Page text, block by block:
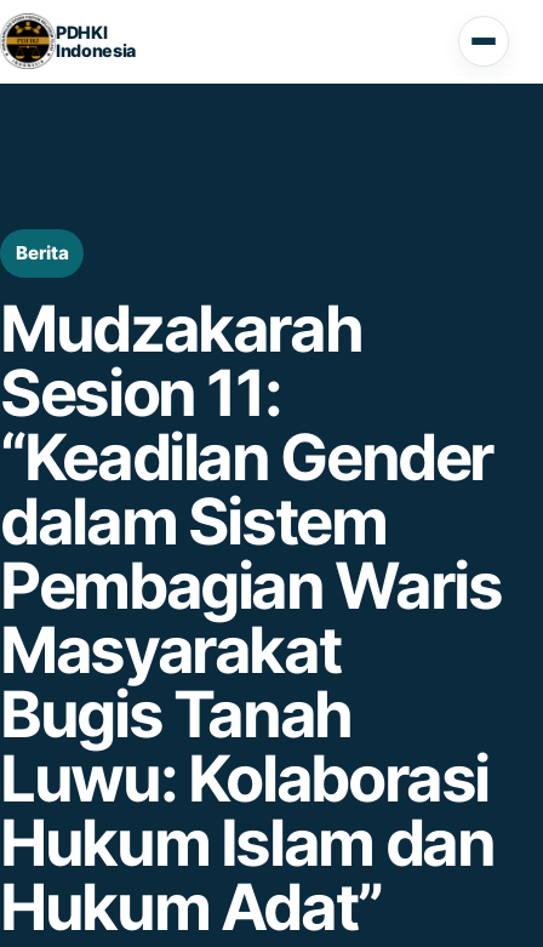
Lompat ke konten
PDHKI
Indonesia
Buka
Berita
Mudzakarah
Sesion 11:
“Keadilan Gender
dalam Sistem
Pembagian Waris
Masyarakat
Bugis Tanah
Luwu: Kolaborasi
Hukum Islam dan
Hukum Adat”